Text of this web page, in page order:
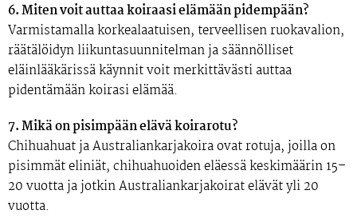
6. Miten voit auttaa koiraasi elämään pidempään?
Varmistamalla korkealaatuisen, terveellisen ruokavalion,
räätälöidyn liikuntasuunnitelman ja säännölliset
eläinlääkärissä käynnit voit merkittävästi auttaa
pidentämään koirasi elämää.
7. Mikä on pisimpään elävä koirarotu?
Chihuahuat ja Australiankarjakoira ovat rotuja, joilla on
pisimmät eliniät, chihuahuoiden eläessä keskimäärin 15–
20 vuotta ja jotkin Australiankarjakoirat elävät yli 20
vuotta.